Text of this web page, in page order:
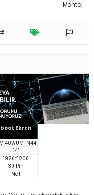
Montaj
Ekran
N44
14"
1920*1200
30 Pin
Mat